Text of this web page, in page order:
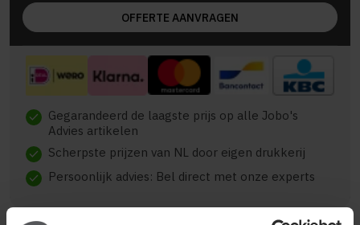
OFFERTE AANVRAGEN
check Gegarandeerd de laagste prijs op alle Jobo's
Advies artikelen
check Scherpste prijzen van NL door eigen drukkerij
check Persoonlijk advies: Bel direct met onze experts